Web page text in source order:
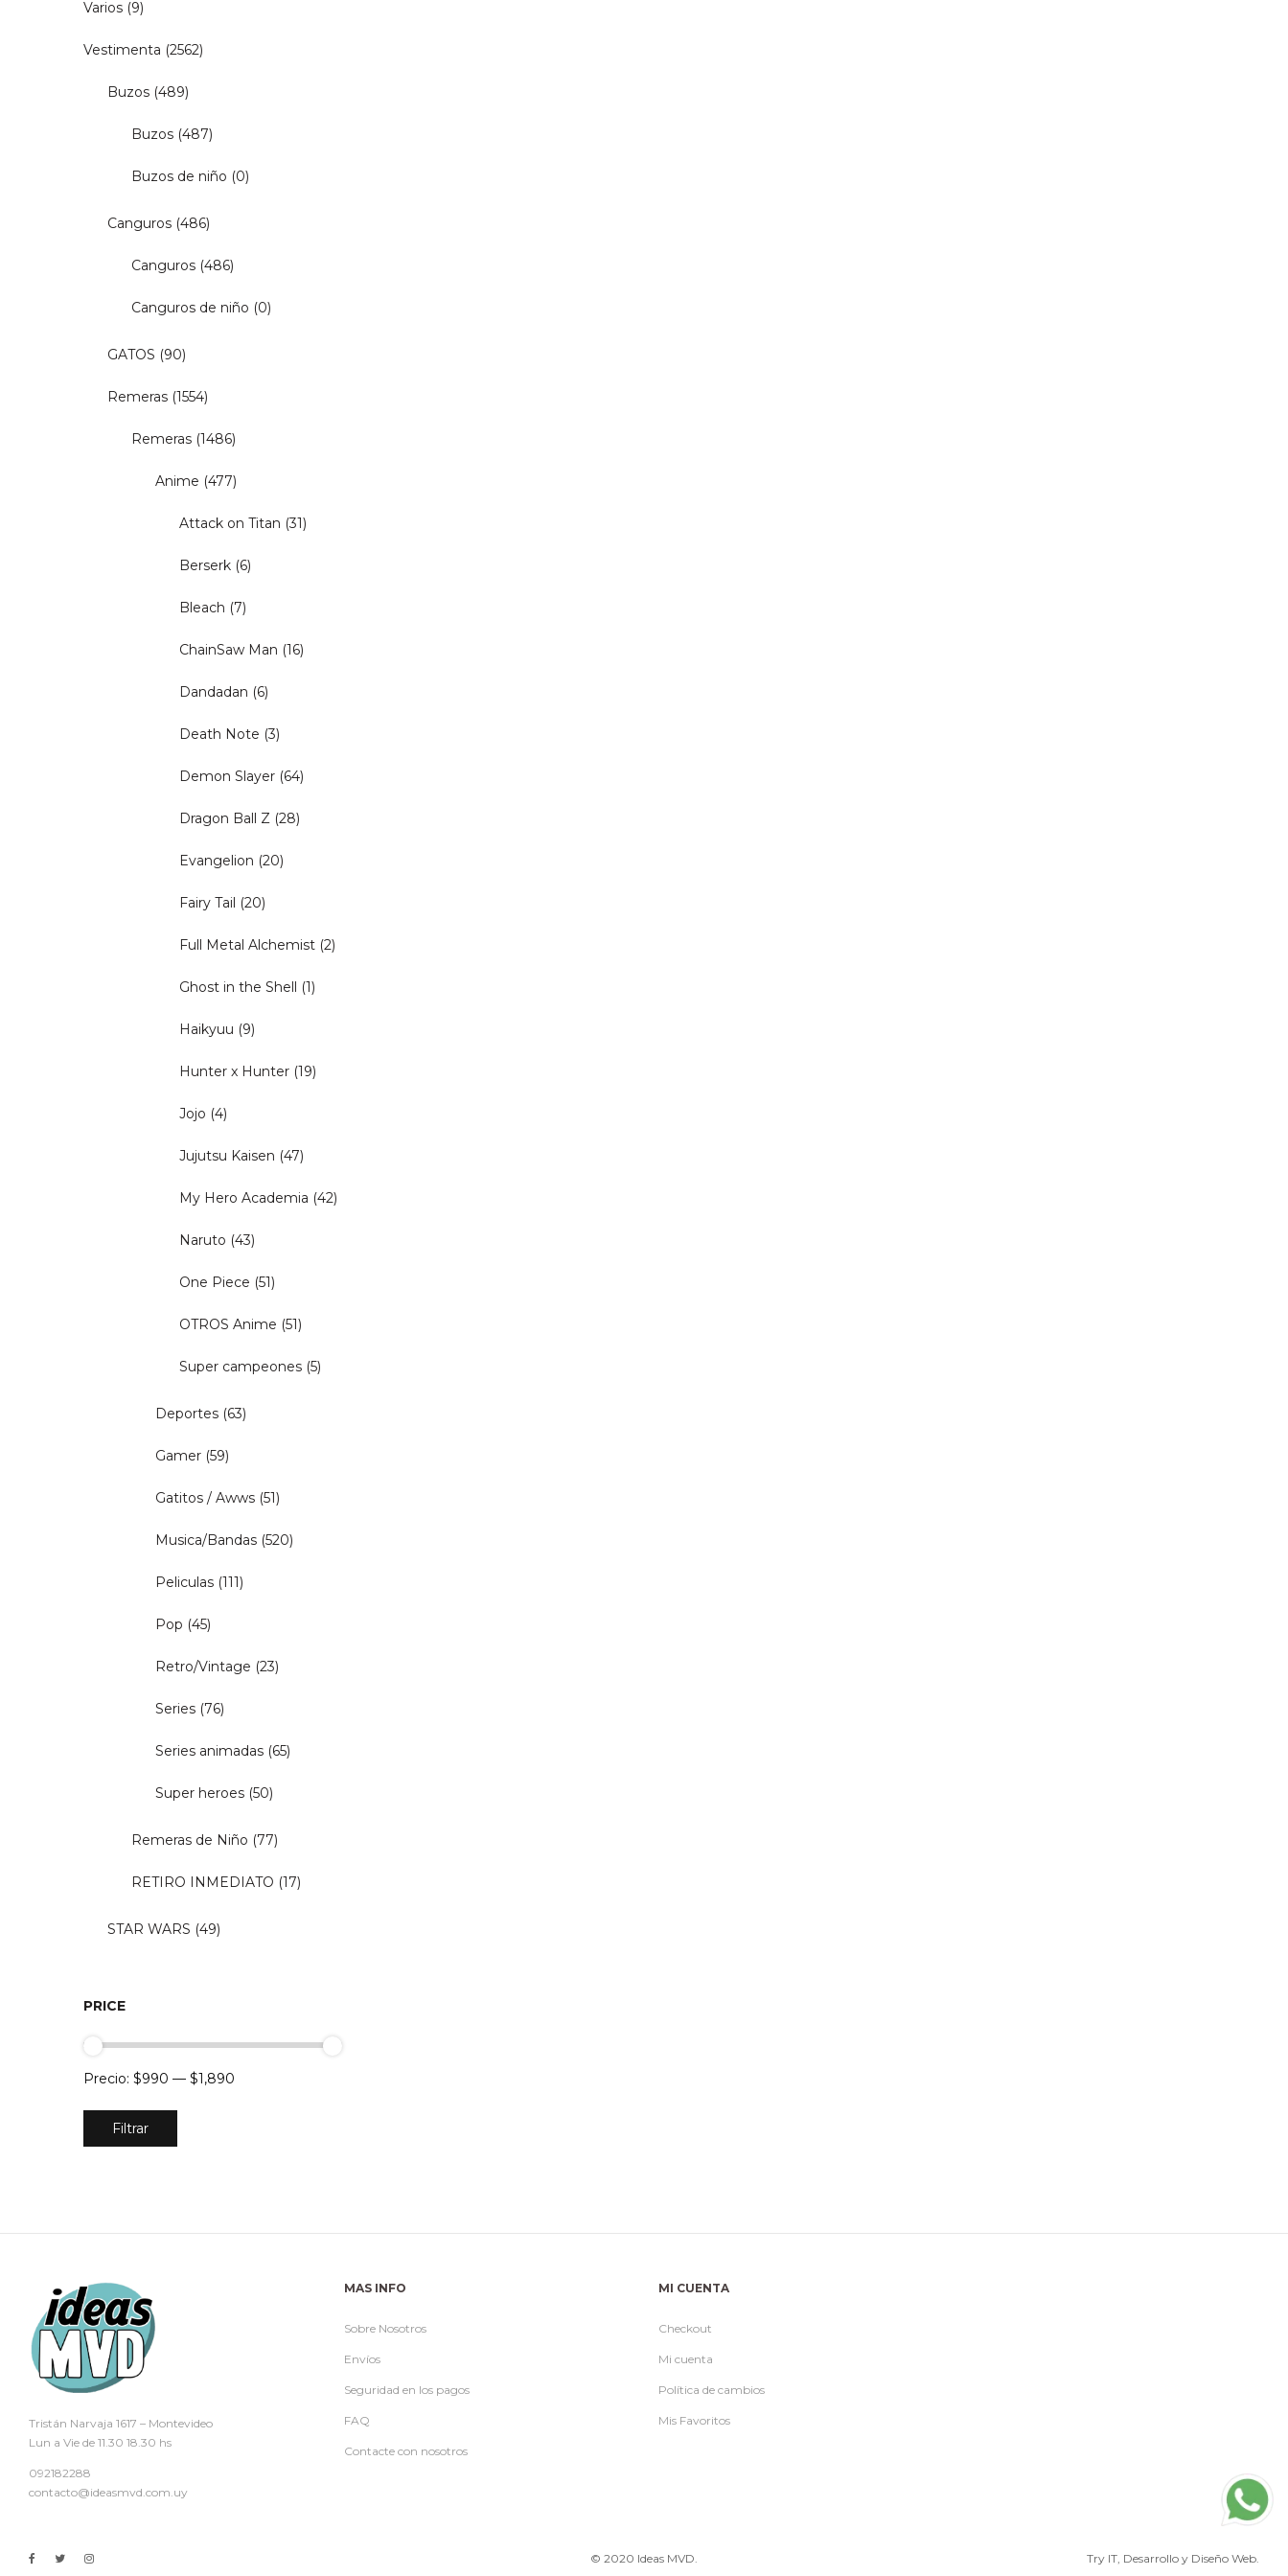
Varios (9)
Vestimenta (2562)
Buzos (489)
Buzos (487)
Buzos de niño (0)
Canguros (486)
Canguros (486)
Canguros de niño (0)
GATOS (90)
Remeras (1554)
Remeras (1486)
Anime (477)
Attack on Titan (31)
Berserk (6)
Bleach (7)
ChainSaw Man (16)
Dandadan (6)
Death Note (3)
Demon Slayer (64)
Dragon Ball Z (28)
Evangelion (20)
Fairy Tail (20)
Full Metal Alchemist (2)
Ghost in the Shell (1)
Haikyuu (9)
Hunter x Hunter (19)
Jojo (4)
Jujutsu Kaisen (47)
My Hero Academia (42)
Naruto (43)
One Piece (51)
OTROS Anime (51)
Super campeones (5)
Deportes (63)
Gamer (59)
Gatitos / Awws (51)
Musica/Bandas (520)
Peliculas (111)
Pop (45)
Retro/Vintage (23)
Series (76)
Series animadas (65)
Super heroes (50)
Remeras de Niño (77)
RETIRO INMEDIATO (17)
STAR WARS (49)
PRICE
Precio
mínimo
Precio
máximo
Filtrar
Precio: $990 — $1,890
Tristán Narvaja 1617 – Montevideo
Lun a Vie de 11.30 18.30 hs
092182288
contacto@ideasmvd.com.uy
MAS INFO
Sobre Nosotros
Envíos
Seguridad en los pagos
FAQ
Contacte con nosotros
MI CUENTA
Checkout
Mi cuenta
Política de cambios
Mis Favoritos
© 2020 Ideas MVD. Try IT, Desarrollo y Diseño Web.